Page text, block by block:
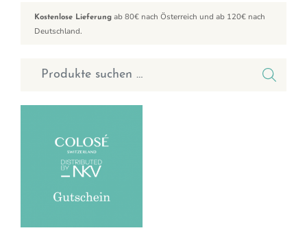
Kostenlose Lieferung ab 80€ nach Österreich und ab 120€ nach
Deutschland.
Suchen nach: